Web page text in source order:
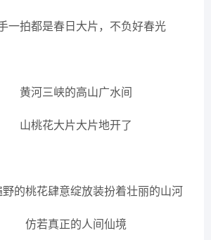
拍都是春日大片，不负好春光
黄河三峡的高山广水间
山桃花大片大片地开了
桃花肆意绽放装扮着壮丽的山河
仿若真正的人间仙境